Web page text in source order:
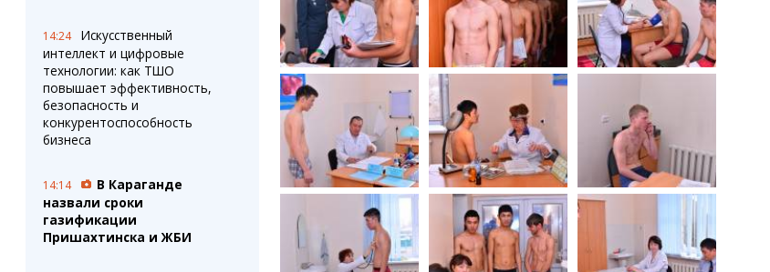
14:24
Искусственный
интеллект и цифровые
технологии: как ТШО
повышает эффективность,
безопасность и
конкурентоспособность
бизнеса
14:14
В Караганде
назвали сроки
газификации
Пришахтинска и ЖБИ